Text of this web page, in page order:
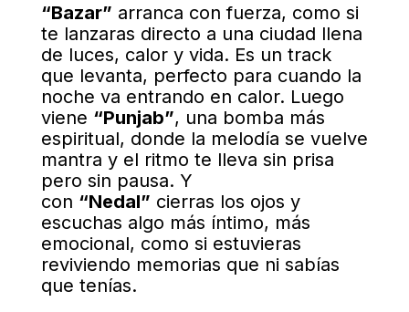
“Bazar” arranca con fuerza, como si
te lanzaras directo a una ciudad llena
de luces, calor y vida. Es un track
que levanta, perfecto para cuando la
noche va entrando en calor. Luego
viene “Punjab”, una bomba más
espiritual, donde la melodía se vuelve
mantra y el ritmo te lleva sin prisa
pero sin pausa. Y
con “Nedal” cierras los ojos y
escuchas algo más íntimo, más
emocional, como si estuvieras
reviviendo memorias que ni sabías
que tenías.